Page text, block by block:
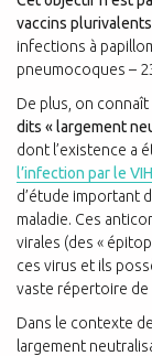
vaccins plurivalents
infections à
pneumocoques –
De plus, on
dits « largement
dont l’existence a
l’infection par le
d’étude important
maladie. Ces
virales (des «
ces virus et ils
vaste répertoire
Dans le contexte
largement